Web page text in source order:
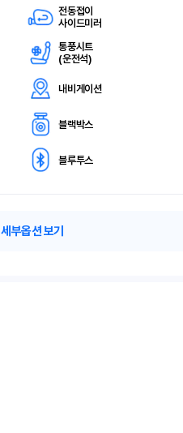
전동접이
사이드미러
통풍시트
(운전석)
내비게이션
블랙박스
블루투스
세부옵션 보기